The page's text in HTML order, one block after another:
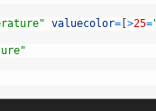
valuecolor= >25=